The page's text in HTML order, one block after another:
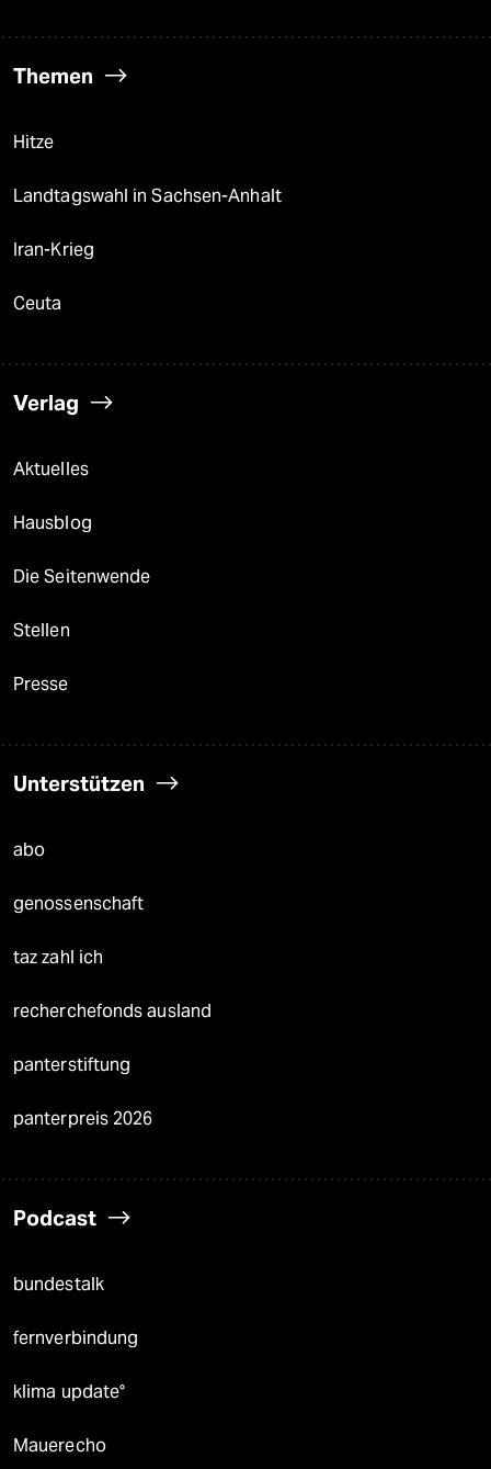
Themen
Hitze
Landtagswahl in Sachsen-Anhalt
Iran-Krieg
Ceuta
Verlag
Aktuelles
Hausblog
Die Seitenwende
Stellen
Presse
Unterstützen
abo
genossenschaft
taz zahl ich
recherchefonds ausland
panterstiftung
panterpreis 2026
Podcast
bundestalk
fernverbindung
klima update°
Mauerecho